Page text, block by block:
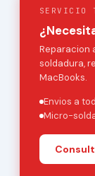
SERVICIO
Reparacion
soldadura,
MacBooks.
Envios a
Micro-